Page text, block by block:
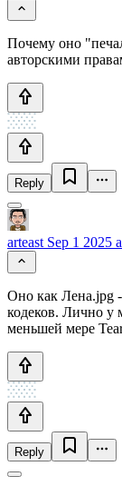
Почему оно
авторскими
Reply
arteast Sep 1 2025
Оно как Лена.jpg
кодеков. Лично у
меньшей мере
Reply